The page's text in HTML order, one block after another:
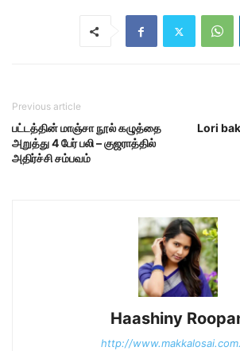
Previous article
பட்டத்தின் மாஞ்சா நூல் கழுத்தை
அறுத்து 4 பேர் பலி – குஜராத்தில்
அதிர்ச்சி சம்பவம்
Lori
Haashiny
http://